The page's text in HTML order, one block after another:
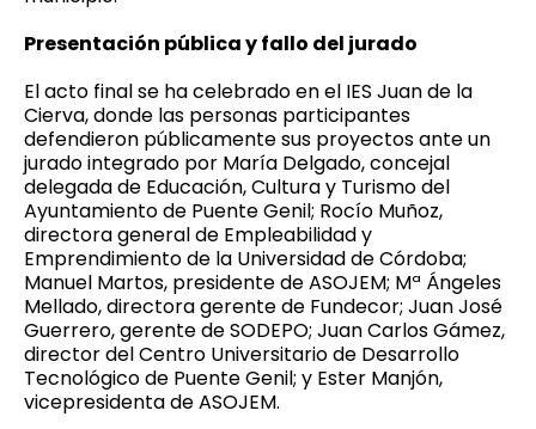
Presentación pública y fallo del jurado
El acto final se ha celebrado en el IES Juan de la
Cierva, donde las personas participantes
defendieron públicamente sus proyectos ante un
jurado integrado por María Delgado, concejal
delegada de Educación, Cultura y Turismo del
Ayuntamiento de Puente Genil; Rocío Muñoz,
directora general de Empleabilidad y
Emprendimiento de la Universidad de Córdoba;
Manuel Martos, presidente de ASOJEM; Mª Ángeles
Mellado, directora gerente de Fundecor; Juan José
Guerrero, gerente de SODEPO; Juan Carlos Gámez,
director del Centro Universitario de Desarrollo
Tecnológico de Puente Genil; y Ester Manjón,
vicepresidenta de ASOJEM.